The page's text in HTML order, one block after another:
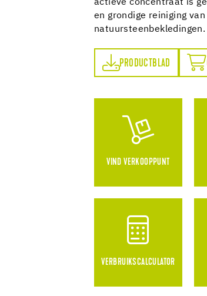
actieve concentraat is
en grondige reiniging
natuursteenbekledingen.
PRODUCTBLAD
ONLINE BESTELLEN
VIND VERKOOPPUNT
VERBRUIKSCALCULATOR